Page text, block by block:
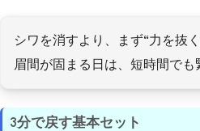
シワを消すより、まず“力を抜
眉間が固まる日は、短時間でも
3分で戻す基本セット